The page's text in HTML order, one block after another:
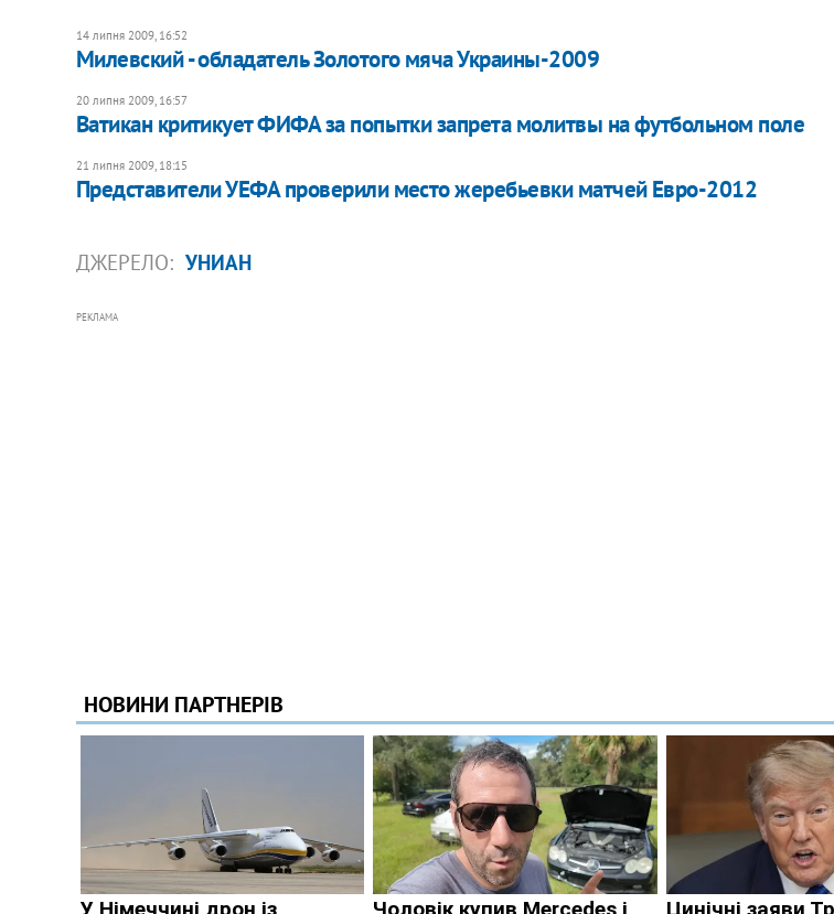
14 липня 2009, 16:52
Милевский - обладатель Золотого мяча Украины-2009
20 липня 2009, 16:57
Ватикан критикует ФИФА за попытки запрета молитвы на футбольном поле
21 липня 2009, 18:15
Представители УЕФА проверили место жеребьевки матчей Евро-2012
ДЖЕРЕЛО: УНИАН
РЕКЛАМА